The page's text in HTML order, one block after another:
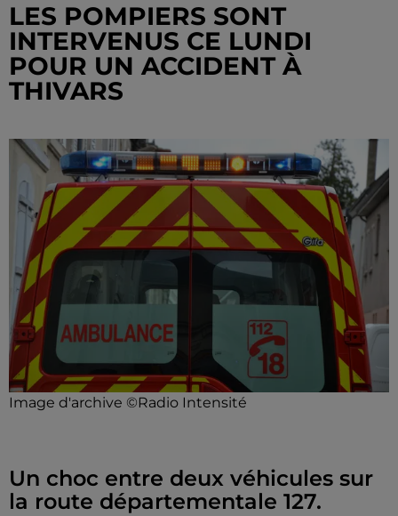
LES POMPIERS SONT
INTERVENUS CE LUNDI
POUR UN ACCIDENT À
THIVARS
Image d'archive ©Radio Intensité
Un choc entre deux véhicules sur
la route départementale 127.